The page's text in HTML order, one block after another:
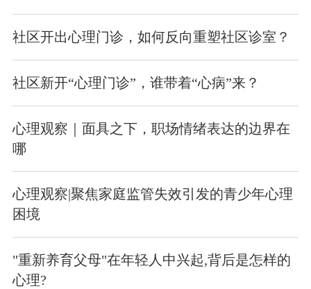
社区开出心理门诊，如何反向重塑社区诊室？
社区新开“心理门诊”，谁带着“心病”来？
心理观察｜面具之下，职场情绪表达的边界在
哪
心理观察|聚焦家庭监管失效引发的青少年心理
困境
"重新养育父母"在年轻人中兴起,背后是怎样的
心理?